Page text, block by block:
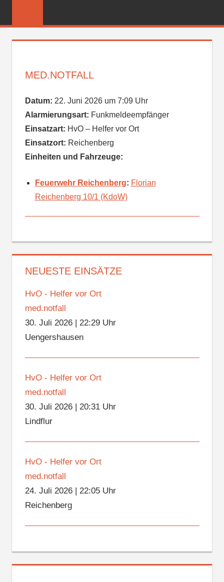
FEUERWEHR
MED.NOTFALL
Datum: 22. Juni 2026 um 7:09 Uhr
Alarmierungsart: Funkmeldeempfänger
Einsatzart: HvO – Helfer vor Ort
Einsatzort: Reichenberg
Einheiten und Fahrzeuge:
Feuerwehr Reichenberg: Florian
Reichenberg 10/1 (KdoW)
NEUESTE EINSÄTZE
HvO - Helfer vor Ort
med.notfall
30. Juli 2026| 22:29 Uhr
Uengershausen
HvO - Helfer vor Ort
med.notfall
30. Juli 2026| 20:31 Uhr
Lindflur
HvO - Helfer vor Ort
med.notfall
24. Juli 2026| 22:05 Uhr
Reichenberg